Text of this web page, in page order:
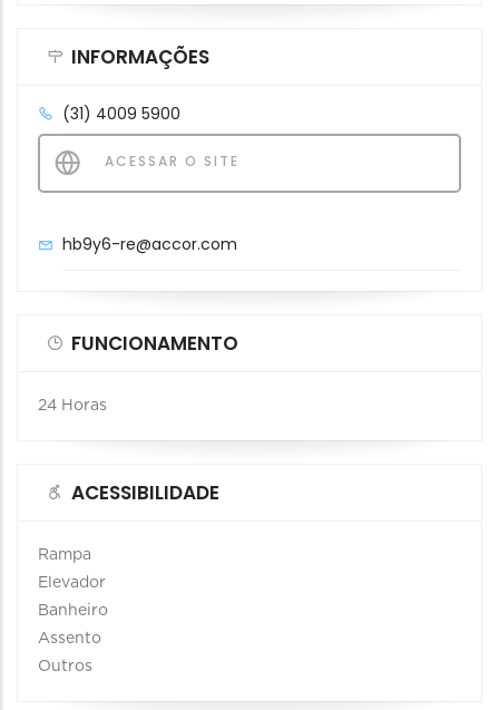
INFORMAÇÕES
(31) 4009 5900
ACESSAR O SITE
hb9y6-re@accor.com
FUNCIONAMENTO
24 Horas
ACESSIBILIDADE
Rampa
Elevador
Banheiro
Assento
Outros